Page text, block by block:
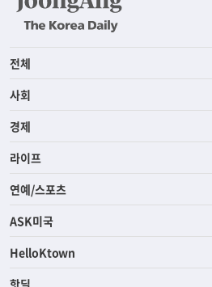
전체
사회
경제
라이프
연예/스포츠
ASK미국